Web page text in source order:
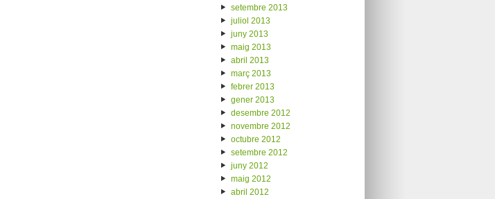
setembre 2013
juliol 2013
juny 2013
maig 2013
abril 2013
març 2013
febrer 2013
gener 2013
desembre 2012
novembre 2012
octubre 2012
setembre 2012
juny 2012
maig 2012
abril 2012